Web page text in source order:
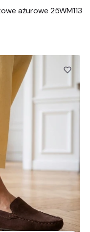
ażurowe 25WM113